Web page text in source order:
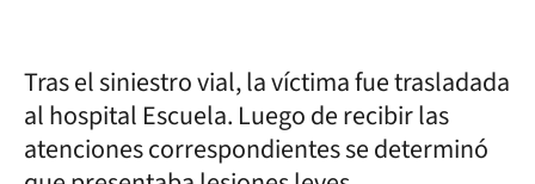
Tras el siniestro vial, la víctima fue trasladada
al hospital Escuela. Luego de recibir las
atenciones correspondientes se determinó